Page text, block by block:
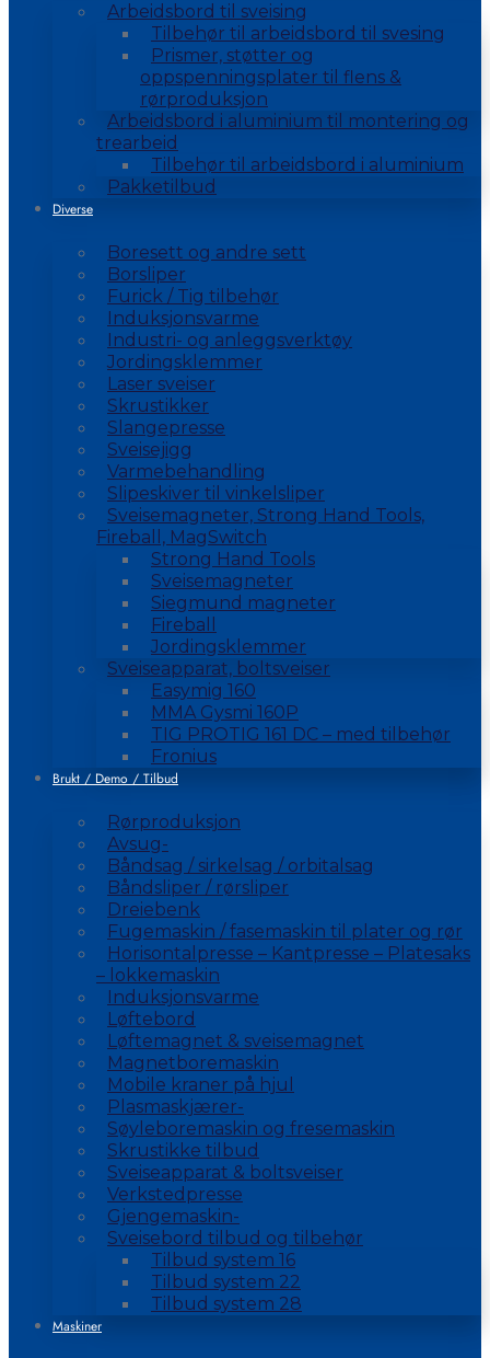
Arbeidsbord til sveising
Tilbehør til arbeidsbord til svesing
Prismer, støtter og
oppspenningsplater til flens &
rørproduksjon
Arbeidsbord i aluminium til montering og
trearbeid
Tilbehør til arbeidsbord i aluminium
Pakketilbud
Diverse
Boresett og andre sett
Borsliper
Furick / Tig tilbehør
Induksjonsvarme
Industri- og anleggsverktøy
Jordingsklemmer
Laser sveiser
Skrustikker
Slangepresse
Sveisejigg
Varmebehandling
Slipeskiver til vinkelsliper
Sveisemagneter, Strong Hand Tools,
Fireball, MagSwitch
Strong Hand Tools
Sveisemagneter
Siegmund magneter
Fireball
Jordingsklemmer
Sveiseapparat, boltsveiser
Easymig 160
MMA Gysmi 160P
TIG PROTIG 161 DC – med tilbehør
Fronius
Brukt / Demo / Tilbud
Rørproduksjon
Avsug-
Båndsag / sirkelsag / orbitalsag
Båndsliper / rørsliper
Dreiebenk
Fugemaskin / fasemaskin til plater og rør
Horisontalpresse – Kantpresse – Platesaks
– lokkemaskin
Induksjonsvarme
Løftebord
Løftemagnet & sveisemagnet
Magnetboremaskin
Mobile kraner på hjul
Plasmaskjærer-
Søyleboremaskin og fresemaskin
Skrustikke tilbud
Sveiseapparat & boltsveiser
Verkstedpresse
Gjengemaskin-
Sveisebord tilbud og tilbehør
Tilbud system 16
Tilbud system 22
Tilbud system 28
Maskiner